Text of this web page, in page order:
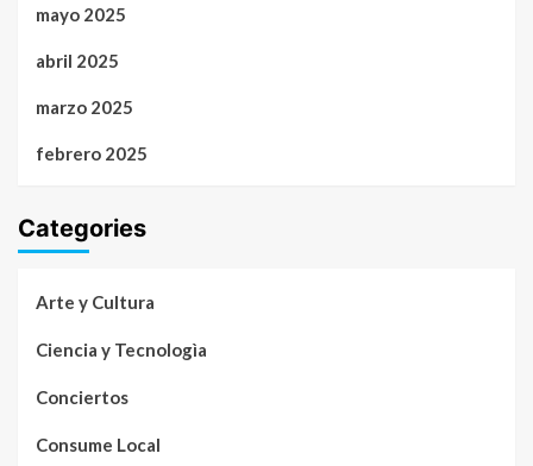
mayo 2025
abril 2025
marzo 2025
febrero 2025
Categories
Arte y Cultura
Ciencia y Tecnologìa
Conciertos
Consume Local